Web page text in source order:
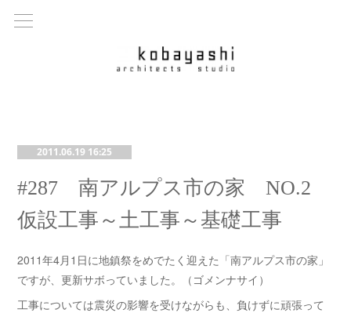
2011.06.19 16:25
#287 南アルプス市の家 NO.2
仮設工事～土工事～基礎工事
2011年4月1日に地鎮祭をめでたく迎えた「南アルプス市の家」
ですが、更新サボっていました。（ゴメンナサイ）
工事については震災の影響を受けながらも、負けずに頑張って